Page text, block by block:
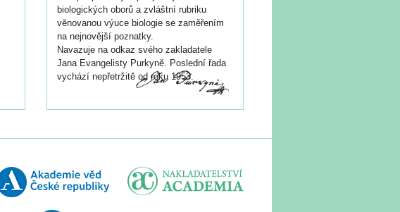
biologických oborů a zvláštní rubriku
věnovanou výuce biologie se zaměřením
na nejnovější poznatky.
Navazuje na odkaz svého zakladatele
Jana Evangelisty Purkyně. Poslední řada
vychází nepřetržitě od roku 1953.